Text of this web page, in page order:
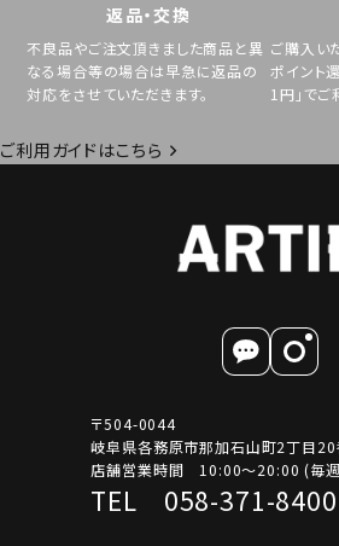
返品・交換
不良品やご注文頂きました商品と異
なる場合等の場合は早急に返品の
対応をさせていただきます。
ご購入い
ポイント
1円」でご
ご利用ガイドはこちら
〒504-0044
岐阜県各務原市那加石山町2丁目
店舗営業時間 10:00～20:00 (毎
TEL 058-371-8400